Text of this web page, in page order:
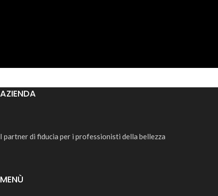
AZIENDA
I partner di fiducia per i professionisti della bellezza
MENÙ